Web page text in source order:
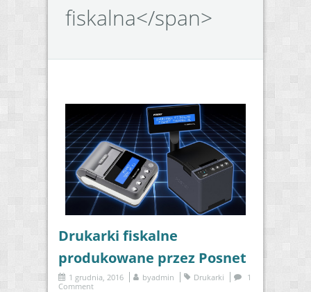
fiskalna</span>
Drukarki fiskalne
produkowane przez Posnet
1 grudnia, 2016 byadmin Drukarki
1
Comment